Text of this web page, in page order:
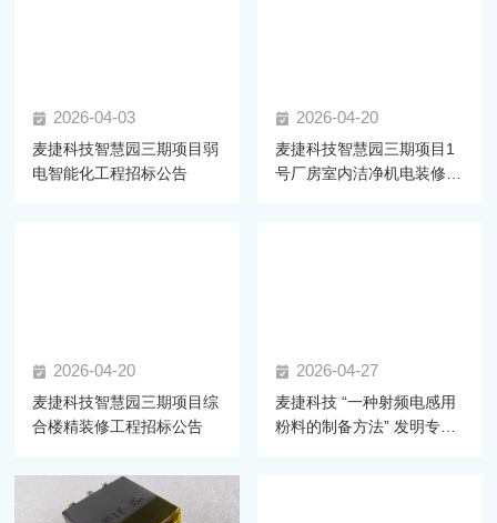
2026-04-03
麦捷科技智慧园三期项目弱
电智能化工程招标公告
2026-04-20
麦捷科技智慧园三期项目1
号厂房室内洁净机电装修工
2026-04-20
麦捷科技智慧园三期项目综
合楼精装修工程招标公告
2026-04-27
麦捷科技 “一种射频电感用
粉料的制备方法” 发明专利